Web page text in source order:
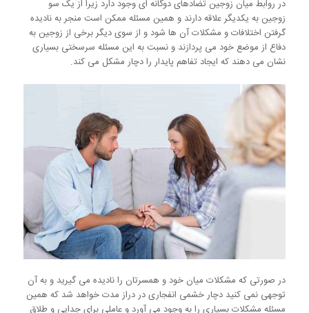
در روابط میان زوجین تضادهای دوگانه ای وجود دارد زیرا از یک سو
زوجین به یکدیگر علاقه دارند و همین مسئله ممکن است منجر به نادیده
گرفتن اختلافات و مشکلات آن ها شود و از سوی دیگر برخی از زوجین به
دفاع از موضع خود می پردازند و نسبت به این مسئله سرسختی بسیاری
نشان می دهند که ایجاد تفاهم پایدار را دچار مشکل می کند.
در صورتی که مشکلات میان خود و همسرتان را نادیده می گیرید و به آن
توجهی نمی کنید دچار خشمی انفجاری در دراز مدت خواهد شد که همین
مسئله مشکلات بسیاری را به وجود می آورد و عاملی برای جدایی و طلاق